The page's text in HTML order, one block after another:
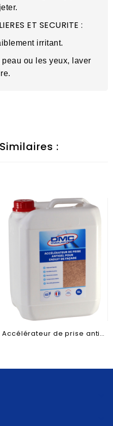
ET SECURITE :
irritant.
ou les yeux, laver
:
Accélérateur de prise antigel pour enduit de façade